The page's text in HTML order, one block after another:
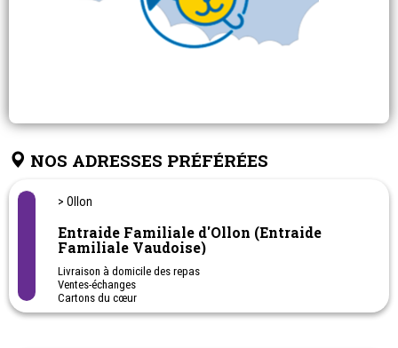
NOS ADRESSES PRÉFÉRÉES
> Ollon
Entraide Familiale d'Ollon (Entraide
Familiale Vaudoise)
Livraison à domicile des repas
Ventes-échanges
Cartons du cœur
Accueil des nouveaux retraités AVS